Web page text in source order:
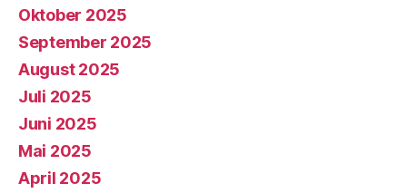
Oktober 2025
September 2025
August 2025
Juli 2025
Juni 2025
Mai 2025
April 2025